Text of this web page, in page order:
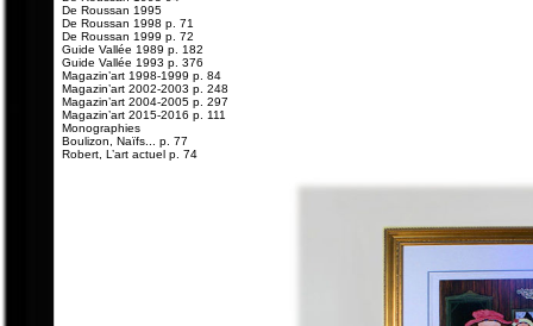
De Roussan 1995
De Roussan 1998 p. 71
De Roussan 1999 p. 72
Guide Vallée 1989 p. 182
Guide Vallée 1993 p. 376
Magazin’art 1998-1999 p. 84
Magazin’art 2002-2003 p. 248
Magazin’art 2004-2005 p. 297
Magazin’art 2015-2016 p. 111
Monographies
Boulizon, Naïfs... p. 77
Robert, L’art actuel p. 74